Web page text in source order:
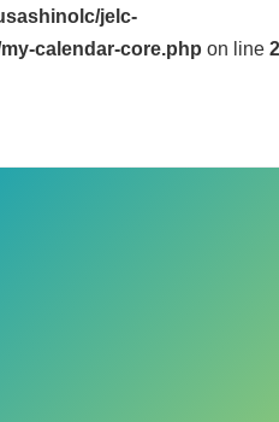
jelc-
calendar-core.php on line